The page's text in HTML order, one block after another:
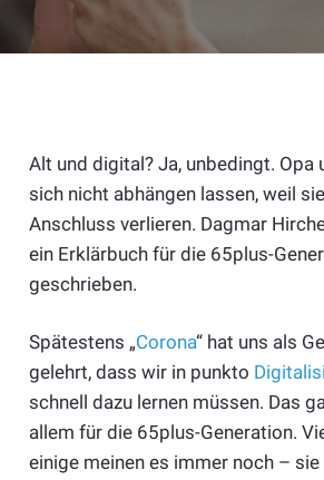
Alt und digital? Ja, unbedingt. Opa
sich nicht abhängen lassen, weil
Anschluss verlieren. Dagmar
ein Erklärbuch für die 65plus-
geschrieben.
Spätestens „Corona“ hat uns als
gelehrt, dass wir in punkto
schnell dazu lernen müssen. Das
allem für die 65plus-Generation.
einige meinen es immer noch – sie